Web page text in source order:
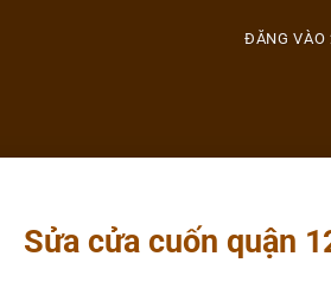
ĐĂNG VÀO
Sửa cửa cuốn quận